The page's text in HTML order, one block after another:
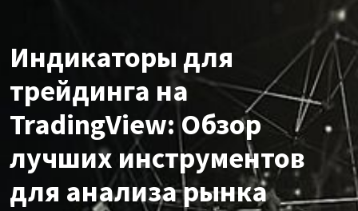
Индикаторы для
трейдинга на
TradingView: Обзор
лучших инструментов
для анализа рынка